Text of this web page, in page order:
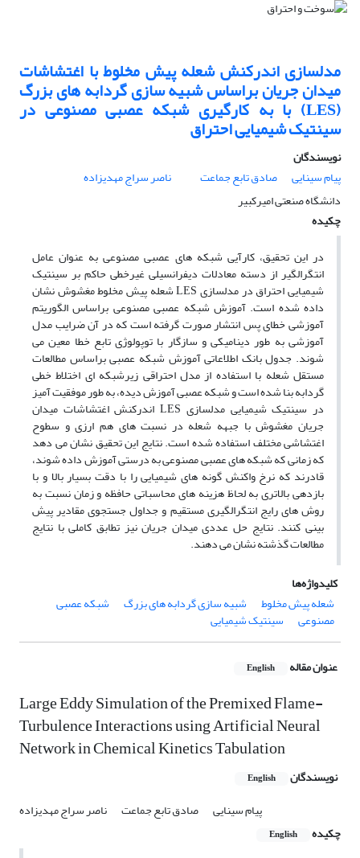
مدلسازی اندرکنش شعله پیش مخلوط با اغتشاشات
میدان جریان براساس شبیه سازی گردابه های بزرگ
(LES) با به کارگیری شبکه عصبی مصنوعی در
سینتیک شیمیایی احتراق
نویسندگان
پیام سینایی
صادق تابع جماعت
ناصر سراج مهدیزاده
دانشگاه صنعتی امیرکبیر
چکیده
در این تحقیق، کارآیی شبکه های عصبی مصنوعی به عنوان عامل
انتگرالگیر از دسته معادلات دیفرانسیلی غیرخطی حاکم بر سینتیک
شیمیایی احتراق در مدلسازی LES شعله پیش مخلوط مغشوش نشان
داده شده است. آموزش شبکه عصبی مصنوعی براساس الگوریتم
آموزشی خطای پس انتشار صورت گرفته است که در آن ضرایب مدل
آموزشی به طور دینامیکی و سازگار با توپولوژی تابع خطا معین می
شوند. جدول بانک اطلاعاتی آموزش شبکه عصبی براساس مطالعات
مستقل شعله با استفاده از مدل احتراقی زیرشبکه ای اختلاط خطی
گردابه بنا شده است و شبکه عصبی آموزش دیده، به طور موفقیت آمیز
در سینتیک شیمیایی مدلسازی LES اندرکنش اغتشاشات میدان
جریان مغشوش با جبهه شعله در نسبت های هم ارزی و سطوح
اغتشاشی مختلف استفاده شده است. نتایج این تحقیق نشان می دهد
که زمانی که شبکه های عصبی مصنوعی به درستی آموزش داده شوند،
قادرند که نرخ واکنش گونه های شیمیایی را با دقت بسیار بالا و با
بازدهی بالاتری به لحاظ هزینه های محاسباتی حافظه و زمان نسبت به
روش های رایج انتگرالگیری مستقیم و جداول جستجوی مقادیر پیش
بینی کنند. نتایج حل عددی میدان جریان نیز تطابق کاملی با نتایج
مطالعات گذشته نشان می دهند.
کلیدواژه‌ها
شعله پیش مخلوط
شبیه سازی گردابه های بزرگ شبکه عصبی
مصنوعی سینتیک شیمیایی
عنوان مقاله English
Large Eddy Simulation of the Premixed Flame-
Turbulence Interactions using Artificial Neural
Network in Chemical Kinetics Tabulation
نویسندگان English
پیام سینایی صادق تابع جماعت
ناصر سراج مهدیزاده
چکیده
English